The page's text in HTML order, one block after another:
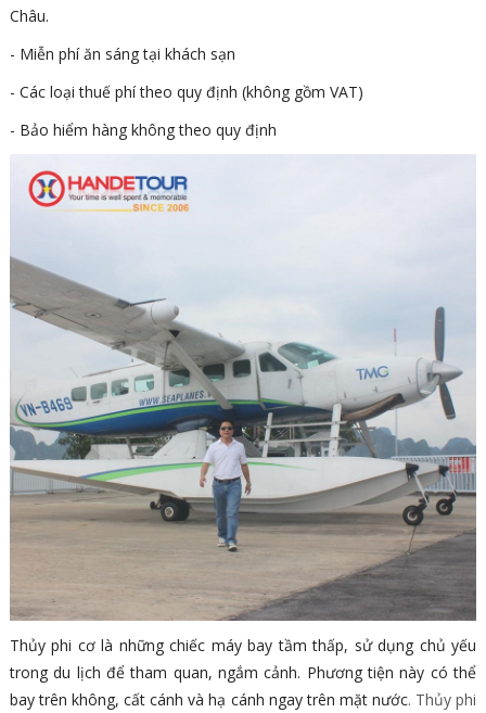
Châu.
- Miễn phí ăn sáng tại khách sạn
- Các loại thuế phí theo quy định (không gồm VAT)
- Bảo hiểm hàng không theo quy định
Thủy phi cơ là những chiếc máy bay tầm thấp, sử dụng chủ yếu
trong du lịch để tham quan, ngắm cảnh. Phương tiện này có thể
bay trên không, cất cánh và hạ cánh ngay trên mặt nước. Thủy phi